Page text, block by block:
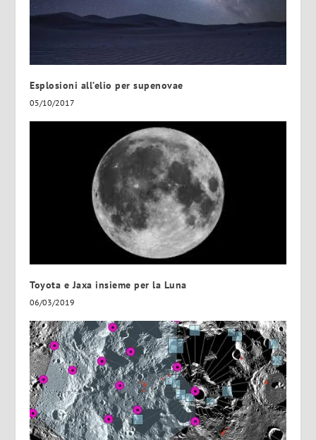
Esplosioni all’elio per supenovae
05/10/2017
Toyota e Jaxa insieme per la Luna
06/03/2019